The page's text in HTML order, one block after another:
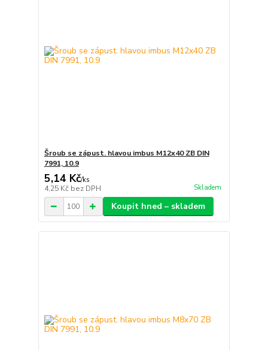
Šroub se zápust. hlavou imbus M12x40 ZB DIN
7991, 10.9
5,14 Kč/ks
4,25 Kč bez DPH Skladem
Koupit hned – skladem